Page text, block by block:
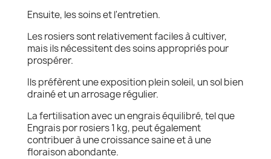
Ensuite, les soins et l'entretien.
Les rosiers sont relativement faciles à cultiver,
mais ils nécessitent des soins appropriés pour
prospérer.
Ils préfèrent une exposition plein soleil, un sol bien
drainé et un arrosage régulier.
La fertilisation avec un engrais équilibré, tel que
Engrais por rosiers 1 kg, peut également
contribuer à une croissance saine et à une
floraison abondante.